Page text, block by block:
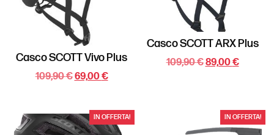
Casco SCOTT Vivo Plus
109,90€69,00€
Casco SCOTT ARX Plus
109,90€89,00€
IN OFFERTA! IN OFFERTA!